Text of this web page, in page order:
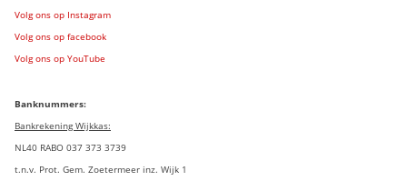
Volg ons op Instagram
Volg ons op facebook
Volg ons op YouTube
Banknummers:
Bankrekening Wijkkas:
NL40 RABO 037 373 3739
t.n.v. Prot. Gem. Zoetermeer inz. Wijk 1